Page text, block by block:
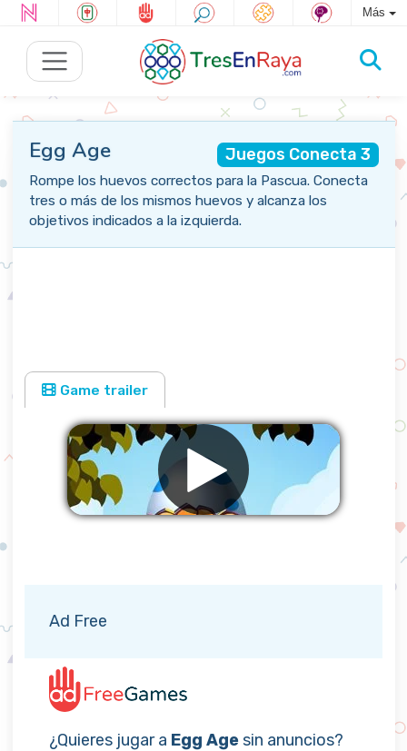
Más
Juegos Conecta 3
Egg Age
Rompe los huevos correctos para la Pascua. Conecta
tres o más de los mismos huevos y alcanza los
objetivos indicados a la izquierda.
Game trailer
Ad Free
¿Quieres jugar a Egg Agesin anuncios?